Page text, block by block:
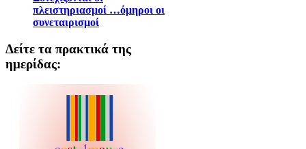
πλειστηριασμοί …όμηροι οι
συνεταιρισμοί
Δείτε τα πρακτικά της
ημερίδας: